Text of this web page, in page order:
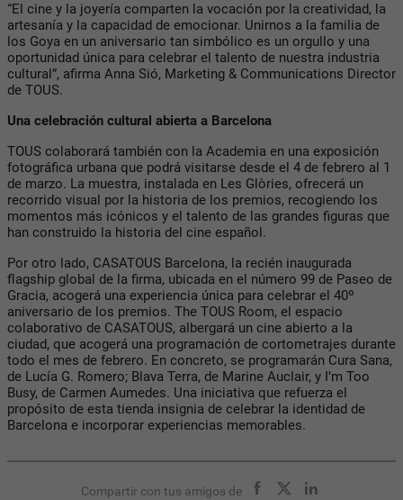
“El cine y la joyería comparten la vocación por la creatividad, la
artesanía y la capacidad de emocionar. Unirnos a la familia de
los Goya en un aniversario tan simbólico es un orgullo y una
oportunidad única para celebrar el talento de nuestra industria
cultural”, afirma Anna Sió, Marketing & Communications Director
de TOUS.
Una celebración cultural abierta a Barcelona
TOUS colaborará también con la Academia en una exposición
fotográfica urbana que podrá visitarse desde el 4 de febrero al 1
de marzo. La muestra, instalada en Les Glòries, ofrecerá un
recorrido visual por la historia de los premios, recogiendo los
momentos más icónicos y el talento de las grandes figuras que
han construido la historia del cine español.
Por otro lado, CASATOUS Barcelona, la recién inaugurada
flagship global de la firma, ubicada en el número 99 de Paseo de
Gracia, acogerá una experiencia única para celebrar el 40º
aniversario de los premios. The TOUS Room, el espacio
colaborativo de CASATOUS, albergará un cine abierto a la
ciudad, que acogerá una programación de cortometrajes durante
todo el mes de febrero. En concreto, se programarán Cura Sana,
de Lucía G. Romero; Blava Terra, de Marine Auclair, y I’m Too
Busy, de Carmen Aumedes. Una iniciativa que refuerza el
propósito de esta tienda insignia de celebrar la identidad de
Barcelona e incorporar experiencias memorables.
Compartir con tus amigos de